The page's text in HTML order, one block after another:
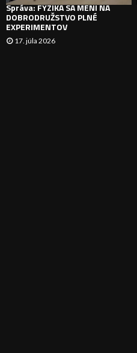
Správa: FYZIKA SA MENÍ NA
DOBRODRUŽSTVO PLNÉ
EXPERIMENTOV
17. júla 2026